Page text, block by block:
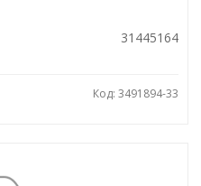
31445164
Код: 3491894-33